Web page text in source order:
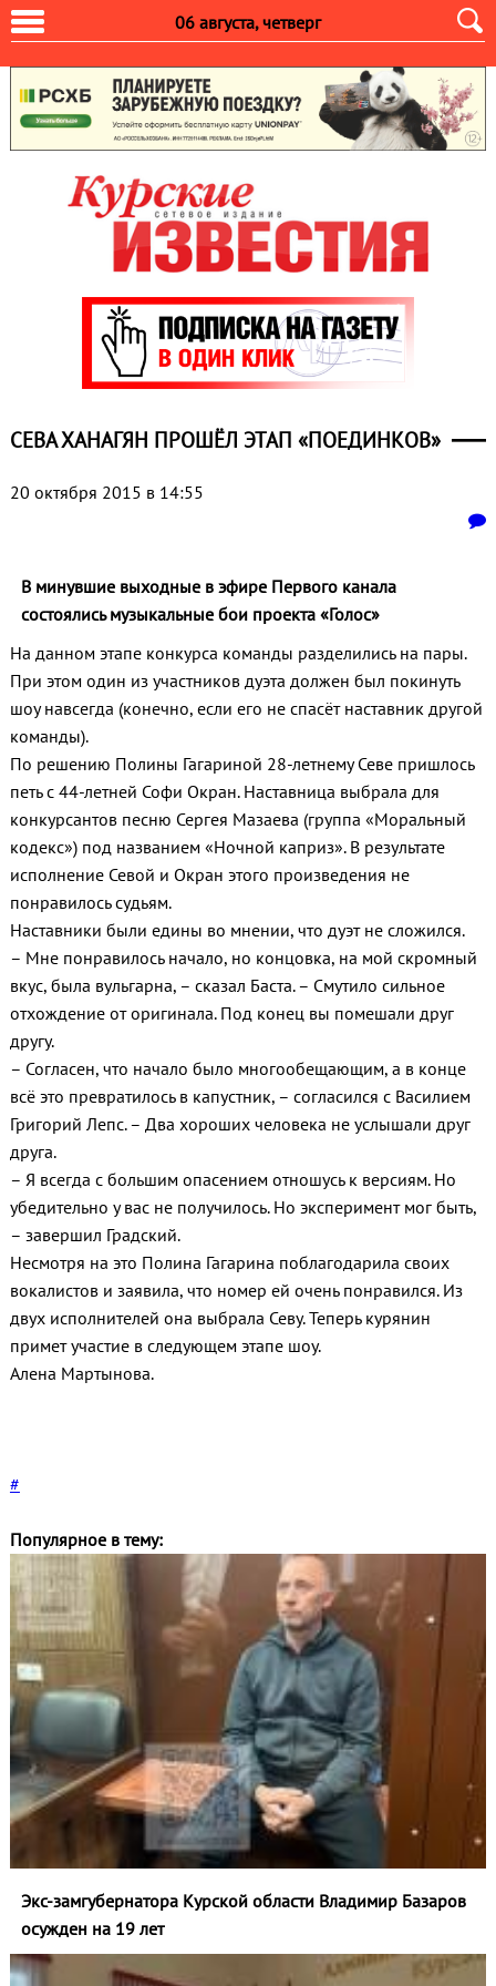
06 августа, четверг
СЕВА ХАНАГЯН ПРОШЁЛ ЭТАП «ПОЕДИНКОВ»
20 октября 2015 в 14:55
В минувшие выходные в эфире Первого канала
состоялись музыкальные бои проекта «Голос»
На данном этапе конкурса команды разделились на пары.
При этом один из участников дуэта должен был покинуть
шоу навсегда (конечно, если его не спасёт наставник другой
команды).
По решению Полины Гагариной 28-летнему Севе пришлось
петь с 44-летней Софи Окран. Наставница выбрала для
конкурсантов песню Сергея Мазаева (группа «Моральный
кодекс») под названием «Ночной каприз». В результате
исполнение Севой и Окран этого произведения не
понравилось судьям.
Наставники были едины во мнении, что дуэт не сложился.
– Мне понравилось начало, но концовка, на мой скромный
вкус, была вульгарна, – сказал Баста. – Смутило сильное
отхождение от оригинала. Под конец вы помешали друг
другу.
– Согласен, что начало было многообещающим, а в конце
всё это превратилось в капустник, – согласился с Василием
Григорий Лепс. – Два хороших человека не услышали друг
друга.
– Я всегда с большим опасением отношусь к версиям. Но
убедительно у вас не получилось. Но эксперимент мог быть,
– завершил Градский.
Несмотря на это Полина Гагарина поблагодарила своих
вокалистов и заявила, что номер ей очень понравился. Из
двух исполнителей она выбрала Севу. Теперь курянин
примет участие в следующем этапе шоу.
Алена Мартынова.
#
Популярное в тему:
Экс-замгубернатора Курской области Владимир Базаров
осужден на 19 лет